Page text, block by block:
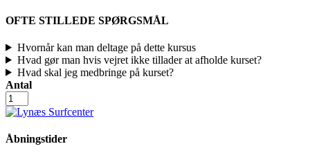
OFTE STILLEDE SPØRGSMÅL
Hvornår kan man deltage på dette kursus
Hvad gør man hvis vejret ikke tillader at afholde kurset?
Hvad skal jeg medbringe på kurset?
Antal
Windsurf
kursus
begynder
(Hold)
antal
Åbningstider